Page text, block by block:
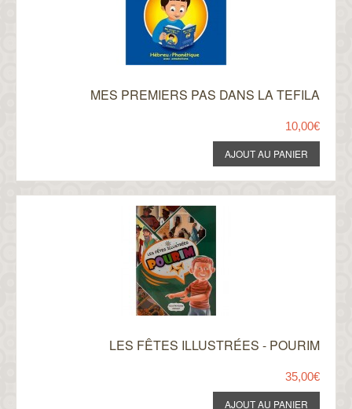
MES PREMIERS PAS DANS LA TEFILA
10,00€
LES FÊTES ILLUSTRÉES - POURIM
35,00€